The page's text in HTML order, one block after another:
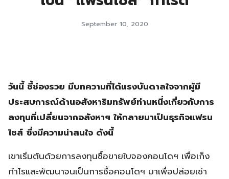
September 10, 2020
วันนี้ ชี้ช่องรวย มีบทความที่ได้แรงบันดาลใจจากผู้มี
ประสบการณ์ด้านอสังหาริมทรัพย์ท่านหนึ่งเกี่ยวกับการ
ลงทุนที่เปลี่ยนจากอสังหาฯ ให้กลายมาเป็นธุรกิจแฟรน
ไชส์ ซึ่งมีความน่าสนใจ ดังนี้
เขาเริ่มต้นด้วยการลงทุนซื้อขายใบจองคอนโดฯ เพื่อเก็ง
กำไรและพัฒนาจนเป็นการชื้อคอนโดฯ มาเพื่อปล่อยเช่า